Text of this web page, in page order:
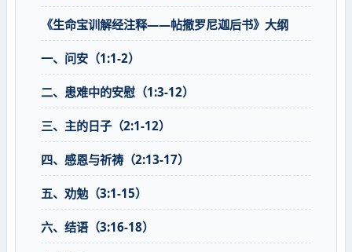
《生命宝训解经注释——帖撒罗尼迦后书》大纲
一、问安（1:1-2）
二、患难中的安慰（1:3-12）
三、主的日子（2:1-12）
四、感恩与祈祷（2:13-17）
五、劝勉（3:1-15）
六、结语（3:16-18）